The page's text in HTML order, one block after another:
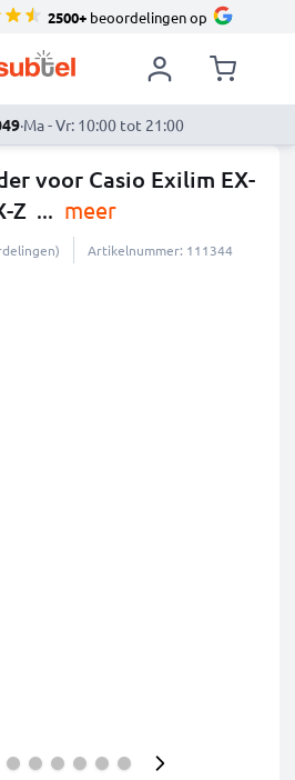
2500+beoordelingen op
·Ma - Vr: 10:00 tot 21:00
voor Casio Exilim EX-
Z ... meer
Artikelnummer: 111344